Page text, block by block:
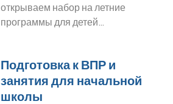
открываем набор на летние
программы для детей…
Подготовка к ВПР и
занятия для начальной
школы